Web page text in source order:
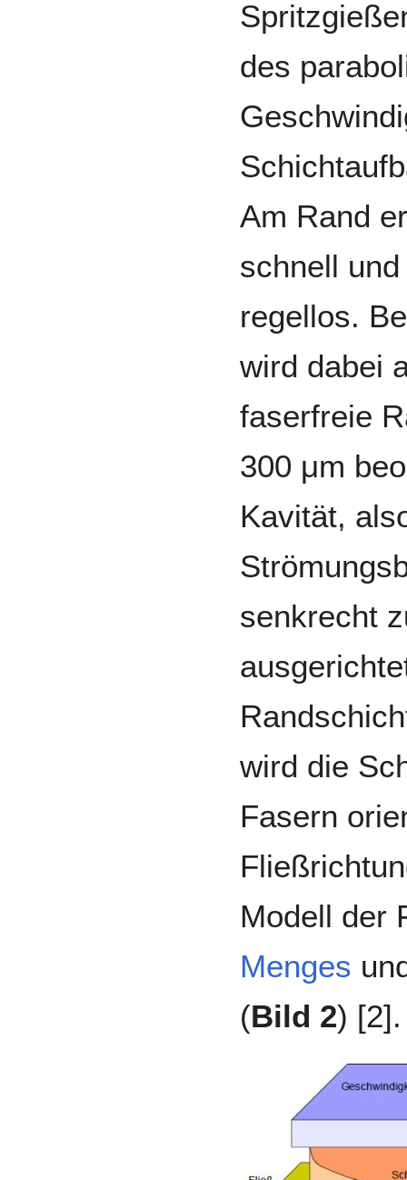
des
Am Rand
schnell
regellos.
wird dabei
faserfreie
300 μm
Kavität,
senkrecht
wird die
Fasern
Modell der
Menges
(Bild 2) [2].